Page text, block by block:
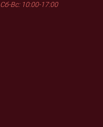
Сб-Вс: 10:00-17:00